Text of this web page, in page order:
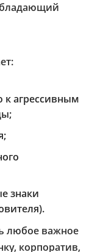
агрессивным
знаки
любое важное
корпоратив,